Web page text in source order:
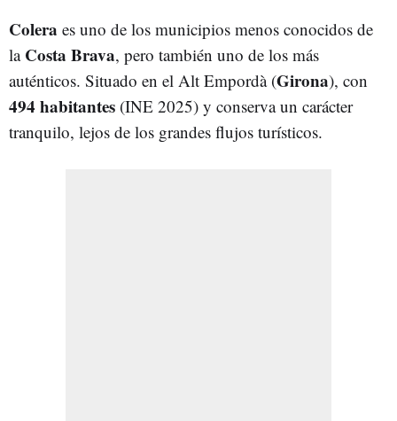
Colera es uno de los municipios menos conocidos de
la Costa Brava, pero también uno de los más
auténticos. Situado en el Alt Empordà (Girona), con
494 habitantes (INE 2025) y conserva un carácter
tranquilo, lejos de los grandes flujos turísticos.